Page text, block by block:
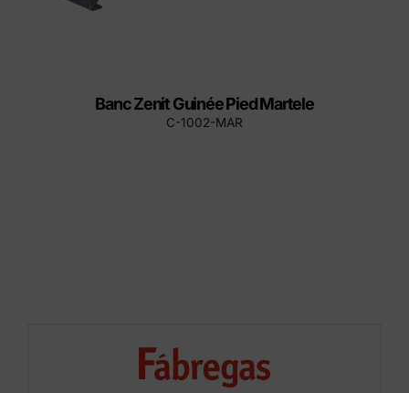
Banc Zenit Guinée Pied Martele
C-1002-MAR